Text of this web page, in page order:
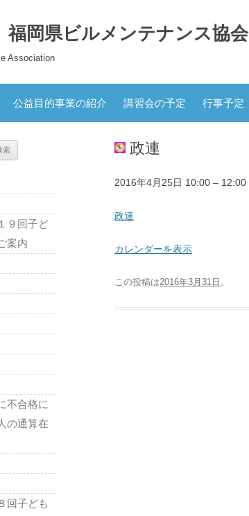
岡県ビルメンテナンス協会
Association
ン
テ
公益目的事業の紹介 講習会の予定 行事予定
政連
政
2016年4月25日 10:00 – 12:00
政連
カレンダーを表示
この投稿は2016年3月31日 。
９回子ど
案内
不合格に
の通算在
回子ども